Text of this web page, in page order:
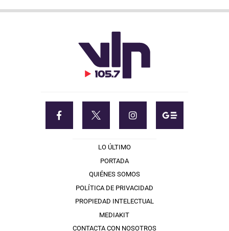
LO ÚLTIMO
PORTADA
QUIÉNES SOMOS
POLÍTICA DE PRIVACIDAD
PROPIEDAD INTELECTUAL
MEDIAKIT
CONTACTA CON NOSOTROS